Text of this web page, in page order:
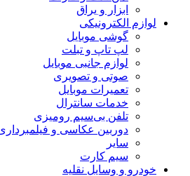
ابزار و یراق
لوازم الکترونیکی
گوشی موبایل
لپ تاپ و تبلت
لوازم جانبی موبایل
صوتی و تصویری
تعمیرات موبایل
خدمات سانترال
تلفن بی‌سیم رومیزی
دوربین عکاسی و فیلمبرداری
سایر
سیم کارت
خودرو و وسایل نقلیه